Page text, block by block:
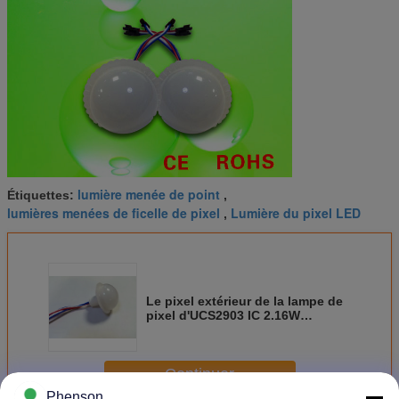
Étiquettes: lumière menée de point ,
lumières menées de ficelle de pixel , Lumière du pixel LED
Le pixel extérieur de la lampe de
pixel d'UCS2903 IC 2.16W
Continuer